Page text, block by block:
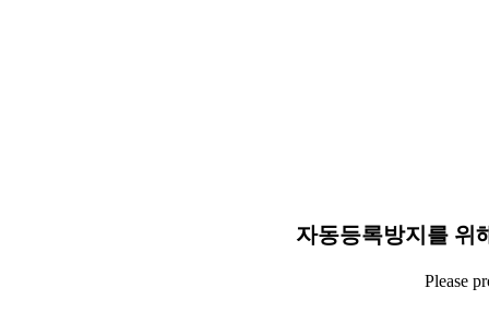
자동등록방지를 위
Please